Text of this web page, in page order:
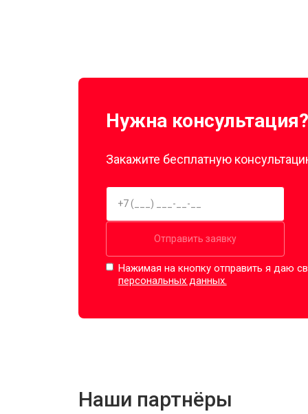
Нужна консультация?
Закажите бесплатную
Отправить заявку
Нажимая на кнопку отправить я даю
персональных данных.
Наши партнёры